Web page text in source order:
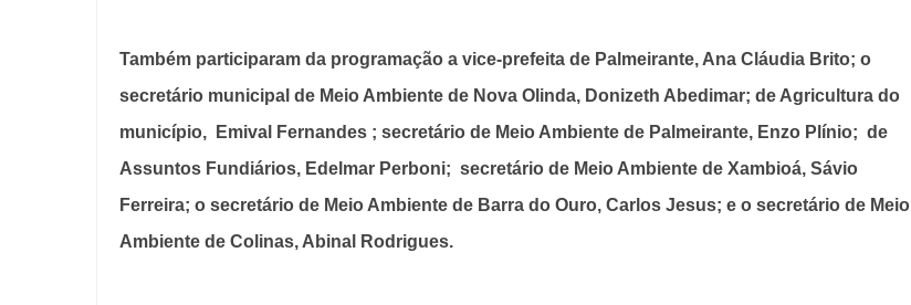
Também participaram da programação a vice-prefeita de Palmeirante, Ana Cláudia Brito; o
secretário municipal de Meio Ambiente de Nova Olinda, Donizeth Abedimar; de Agricultura do
município,
Emival Fernandes ; secretário de Meio Ambiente de Palmeirante, Enzo Plínio; de
Assuntos Fundiários, Edelmar Perboni; secretário de Meio Ambiente de Xambioá, Sávio
Ferreira; o secretário de Meio Ambiente de Barra do Ouro, Carlos Jesus; e o secretário de Meio
Ambiente de Colinas, Abinal Rodrigues.